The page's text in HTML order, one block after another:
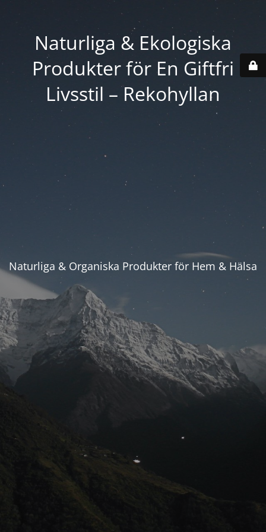
Naturliga & Ekologiska
Produkter för En Giftfri
Livsstil – Rekohyllan
Naturliga & Organiska Produkter för Hem & Hälsa